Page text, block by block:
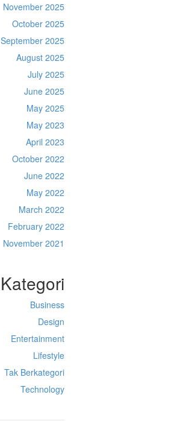
November 2025
October 2025
September 2025
August 2025
July 2025
June 2025
May 2025
May 2023
April 2023
October 2022
June 2022
May 2022
March 2022
February 2022
November 2021
Kategori
Business
Design
Entertainment
Lifestyle
Tak Berkategori
Technology